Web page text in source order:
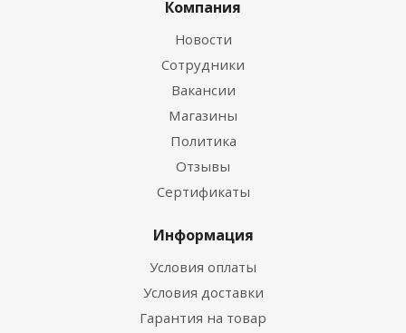
Компания
Новости
Сотрудники
Вакансии
Магазины
Политика
Отзывы
Сертификаты
Информация
Условия оплаты
Условия доставки
Гарантия на товар